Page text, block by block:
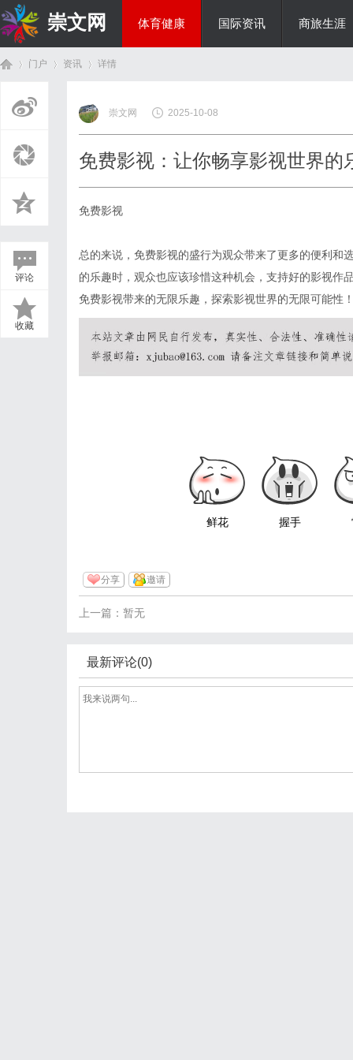
崇文网 体育健康 国际资讯 商旅生涯
门户 资讯
›
详情
评论
收藏
崇文网 2025-10-08
免费影视：让你畅享影视世界的
免费影视
总的来说，免费影视的盛行为观众带来了更多的便利和
的乐趣时，观众也应该珍惜这种机会，支持好的影视作
免费影视带来的无限乐趣，探索影视世界的无限可能性
鲜花 握手
分享 邀请
上一篇：暂无
最新评论(0)